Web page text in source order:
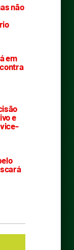
não
em
e